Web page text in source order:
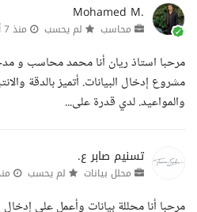
Mohamed M.
محاسب لم يحسب منذ 7 أشهر
مرحبا استاذ ريان أنا محمد محاسب و
مشروع إدخال البيانات. أتميز بالدقة
والمواعيد. لدي قدرة على...
تسنيم صابر ع.
محلل بيانات لم يحسب منذ
مرحبا أنا محللة بيانات وأعمل على